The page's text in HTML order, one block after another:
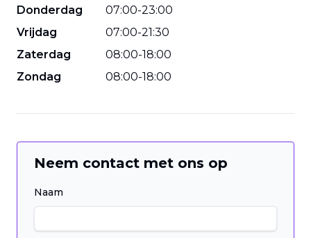
Donderdag
07:00-23:00
Vrijdag
07:00-21:30
Zaterdag
08:00-18:00
Zondag
08:00-18:00
Neem contact met ons op
Naam